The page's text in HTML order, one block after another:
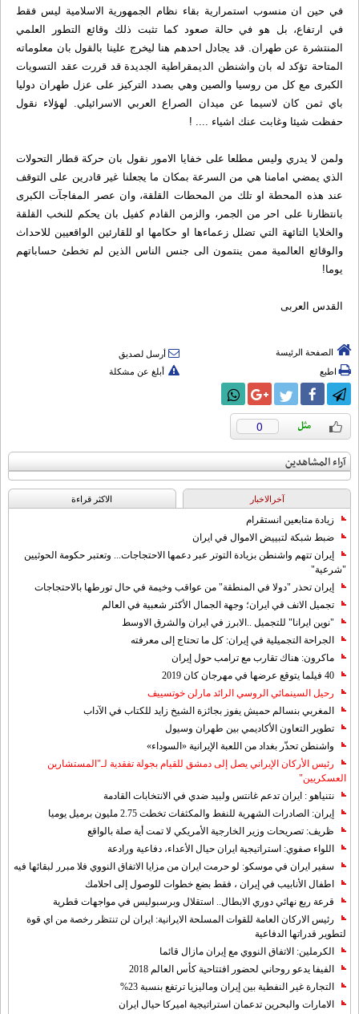
في حين ان منسوب استمرارية بقاء نظام الجمهورية الاسلامية ليس فقط
في ارتفاع، بل هو في حالة صعود كما تثبت ذلك وقائع التطور العلمي
المنتشرة عن طهران. قد يجادل احدهم هنا ليخرج علينا بالقول بان معلوماته
المتاحة تؤكد له بان واشنطن الديمقراطية الجديدة قد قررت عقد التسويات
الكبرى مع كل من روسيا والصين وهي بصدد التركيز على عزل طهران دوليا
باي ثمن كان لاسيما عن ميدان الصراع العربي الاسرائيلي. لهؤلاء نقول
حفظت شيئا وغابت عنك اشياء .... !
ولمن لا يدري وليس مطلعا على خفايا الامور نقول بان حركة قطار التحولات
الذي يمضي امامنا هي من السرعة بمكان ما يجعلنا غير قادرين على التوقف
عند هذه المحطة او تلك من المحطات القلقة، وان عصر المفاجآت الكبرى
بانتظارنا على احر من الجمر، والزمن القادم كفيل بان يحكم للنخب القلقة
والخلايا التائهة التي تضلل زعماءها او حكامها او للقارئين الواقعيين للاحداث
والوقائع العالمية ممن ينتمون الى جنس الناس الذين لم تخطئ حساباتهم
يوما!
القدس العربی
الصفحة الرئيسة
أرسل لصديق
اطبع
أبلغ عن مشكلة
0
آراء المشاهدين
آخرالاخبار الاکثر قراءة
زيادة متابعين انستقرام
ضبط شبكة لتبييض الاموال في ايران
إيران تتهم واشنطن بزيادة التوتر عبر دعمها الاحتجاجات... وتعتبر حكومة الحوثيين
"شرعية"
إيران تحذر "دولا في المنطقة" من عواقب وخيمة في حال تورطها بالاحتجاجات
تجميل الانف في ايران؛ وجهة الجمال الأكثر شعبية في العالم
"نوين ايرانا" للتجميل ..الابرز في ايران والشرق الاوسط
الجراحة التجميلية في إيران: كل ما تحتاج إلى معرفته
ماكرون: هناك تقارب مع ترامب حول إيران
40 فيلما يتوقع عرضها في مهرجان كان 2019
رحيل السينمائي الروسي الرائد مارلن خوتسييف
المغربي بنسالم حميش يفوز بجائزة الشيخ زايد للكتاب في الآداب
تطوير التعاون الأكاديمي بين طهران وسيول
واشنطن تحذّر بغداد من اللعبة الإيرانية «السوداء»
رئيس الأركان الإيراني يصل إلى دمشق للقيام بجولة تفقدية لـ"المستشارين
العسكريين"
نتنياهو : ايران تدعم غانتس ولبيد ضدي في الانتخابات القادمة
إيران: الصادرات الشهریة للنفط والمكثفات تخطت 2.75 مليون برميل يوميا
ظريف: تصريحات وزير الخارجية الأمريكي لا تمت أية صلة بالواقع
اللواء صفوي: استراتيجية ايران حيال الأعداء، دفاعية ورادعة
سفير ايران في موسكو: لو حرمت ايران من مزايا الاتفاق النووي فلا مبرر لبقائها فيه
اطفال الأنابيب في إيران ، فقط بضع خطوات للوصول إلى احلامك
قرعة ربع نهائي دوري الابطال.. استقلال وبرسبوليس في مواجهات قطرية
رئيس الاركان العامة للقوات المسلحة الايرانية: ايران لن تنتظر رخصة من اي قوة
لتطوير قدراتها الدفاعية
الكرملين: الاتفاق النووي مع إيران مازال قائما
الفيفا يدعو روحاني لحضور افتتاحية كأس العالم 2018
التجارة غیر النفطیة بین إیران ومالیزیا ترتفع بنسبة 23%
الامارات والبحرين تدعمان استراتيجية اميركا حيال ايران